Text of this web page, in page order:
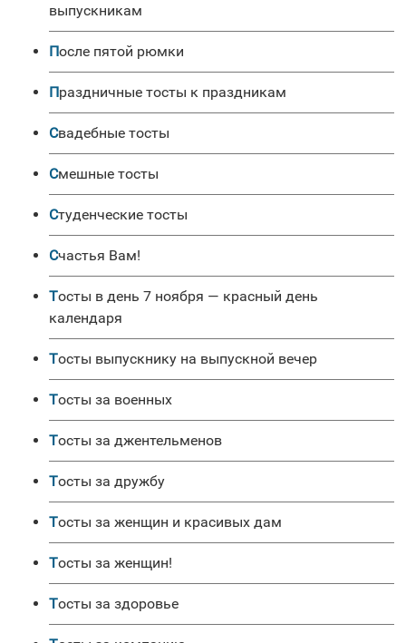
выпускникам
После пятой рюмки
Праздничные тосты к праздникам
Свадебные тосты
Смешные тосты
Студенческие тосты
Счастья Вам!
Тосты в день 7 ноября — красный день
календаря
Тосты выпускнику на выпускной вечер
Тосты за военных
Тосты за джентельменов
Тосты за дружбу
Тосты за женщин и красивых дам
Тосты за женщин!
Тосты за здоровье